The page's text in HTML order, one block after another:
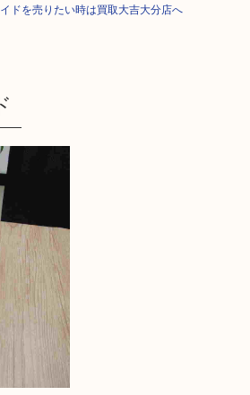
ドを売りたい時は買取大吉大分店へ